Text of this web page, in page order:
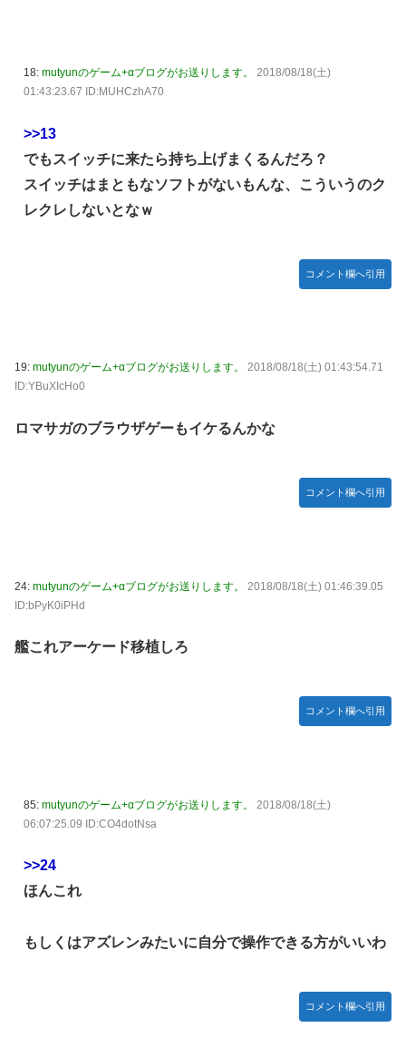
18: mutyunのゲーム+αブログがお送りします。
2018/08/18(土)
01:43:23.67 ID:MUHCzhA70
>>13
でもスイッチに来たら持ち上げまくるんだろ？
スイッチはまともなソフトがないもんな、こういうのク
レクレしないとなｗ
コメント欄へ引用
19: mutyunのゲーム+αブログがお送りします。
2018/08/18(土) 01:43:54.71
ID:YBuXIcHo0
ロマサガのブラウザゲーもイケるんかな
コメント欄へ引用
24: mutyunのゲーム+αブログがお送りします。
2018/08/18(土) 01:46:39.05
ID:bPyK0iPHd
艦これアーケード移植しろ
コメント欄へ引用
85: mutyunのゲーム+αブログがお送りします。
2018/08/18(土)
06:07:25.09 ID:CO4dotNsa
>>24
ほんこれ
もしくはアズレンみたいに自分で操作できる方がいいわ
コメント欄へ引用